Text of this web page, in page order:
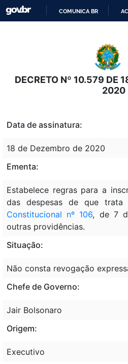
O
COMUNICA BR
DECRETO Nº 10.579 DE
2020
Data de assinatura:
18 de Dezembro de 2020
Ementa:
Estabelece regras para a
das despesas de que
Constitucional nº 106, de 7
outras providências.
Situação:
Não consta revogação
Chefe de Governo:
Jair Bolsonaro
Origem:
Executivo